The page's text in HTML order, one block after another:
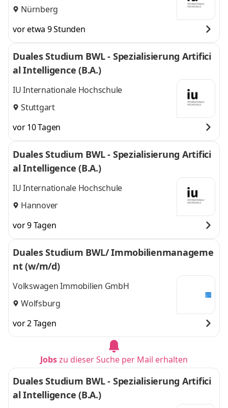
Nürnberg
vor etwa 9 Stunden
Duales Studium BWL - Spezialisierung Artifici
al Intelligence (B.A.)
IU Internationale Hochschule
Stuttgart
vor 10 Tagen
Duales Studium BWL - Spezialisierung Artifici
al Intelligence (B.A.)
IU Internationale Hochschule
Hannover
vor 9 Tagen
Duales Studium BWL/ Immobilienmanageme
nt (w/m/d)
Volkswagen Immobilien GmbH
Wolfsburg
vor 2 Tagen
Jobszu dieser Suche per Mail erhalten
Duales Studium BWL - Spezialisierung Artifici
al Intelligence (B.A.)